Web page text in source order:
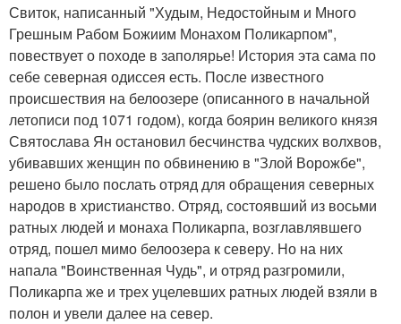
Свиток, написанный "Худым, Недостойным и Много
Грешным Рабом Божиим Монахом Поликарпом",
повествует о походе в заполярье! История эта сама по
себе северная одиссея есть. После известного
происшествия на белоозере (описанного в начальной
летописи под 1071 годом), когда боярин великого князя
Святослава Ян остановил бесчинства чудских волхвов,
убивавших женщин по обвинению в "Злой Ворожбе",
решено было послать отряд для обращения северных
народов в христианство. Отряд, состоявший из восьми
ратных людей и монаха Поликарпа, возглавлявшего
отряд, пошел мимо белоозера к северу. Но на них
напала "Воинственная Чудь", и отряд разгромили,
Поликарпа же и трех уцелевших ратных людей взяли в
полон и увели далее на север.